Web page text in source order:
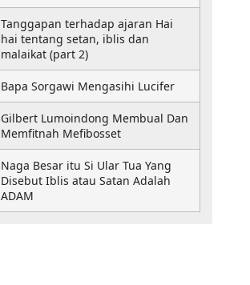
Tanggapan terhadap ajaran Hai
hai tentang setan, iblis dan
malaikat (part 2)
Bapa Sorgawi Mengasihi Lucifer
Gilbert Lumoindong Membual Dan
Memfitnah Mefibosset
Naga Besar itu Si Ular Tua Yang
Disebut Iblis atau Satan Adalah
ADAM